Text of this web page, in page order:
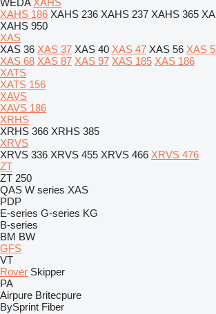
WEDA XAHS
XAHS 186 XAHS 236 XAHS 237 XAHS 365
XAHS 950
XAS
XAS 36 XAS 37 XAS 40 XAS 47 XAS 56 XAS
XAS 68 XAS 87 XAS 97 XAS 185 XAS 186
XATS
XATS 156
XAVS
XAVS 186
XRHS
XRHS 366 XRHS 385
XRVS
XRVS 336 XRVS 455 XRVS 466 XRVS 476
ZT
ZT 250
QAS W series XAS
PDP
E-series G-series KG
B-series
BM BW
GFS
VT
Rover Skipper
PA
Airpure Britecpure
BySprint Fiber